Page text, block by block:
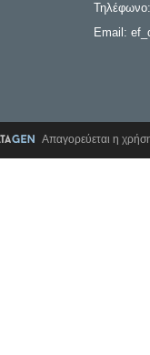
Email:
Απαγορεύεται η